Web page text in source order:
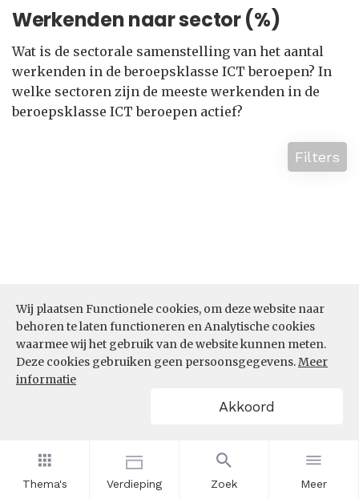
Thema's Verdieping Zoek Meer
Wij plaatsen Functionele cookies, om deze website naar
behoren te laten functioneren en Analytische cookies
waarmee wij het gebruik van de website kunnen meten.
Deze cookies gebruiken geen persoonsgegevens.Meer
informatie
Akkoord
Werkenden naar sector (%)
Wat is de sectorale samenstelling van het aantal
werkenden in de beroepsklasse ICT beroepen? In
welke sectoren zijn de meeste werkenden in de
beroepsklasse ICT beroepen actief?
Filters